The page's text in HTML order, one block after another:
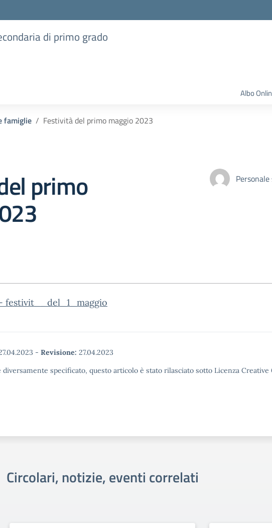
di primo grado
Albo
famiglie Festività del primo maggio 2023
primo
festivit__del_1_maggio
- Revisione: 27.04.2023
diversamente specificato, questo articolo è stato rilasciato sotto Licenza
Circolari, notizie, eventi correlati